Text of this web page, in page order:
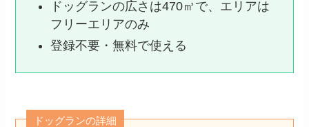
ドッグランの広さは470㎡で、エリアは
フリーエリアのみ
登録不要・無料で使える
ドッグランの詳細